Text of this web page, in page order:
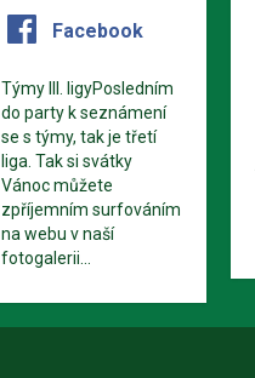
Facebook
Týmy III. ligyPosledním
do party k seznámení
se s týmy, tak je třetí
liga. Tak si svátky
Vánoc můžete
zpříjemním surfováním
na webu v naší
fotogalerii...